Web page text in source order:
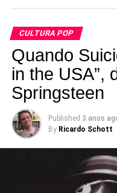
CULTURA POP
Quando
in the USA”,
Springsteen
Published 3 anos
By Ricardo Schott